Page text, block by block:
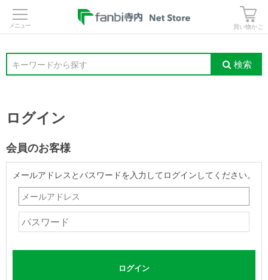
買い物かご
キーワードから探す 検索
ログイン
会員のお客様
メールアドレスとパスワードを入力してログインしてください。